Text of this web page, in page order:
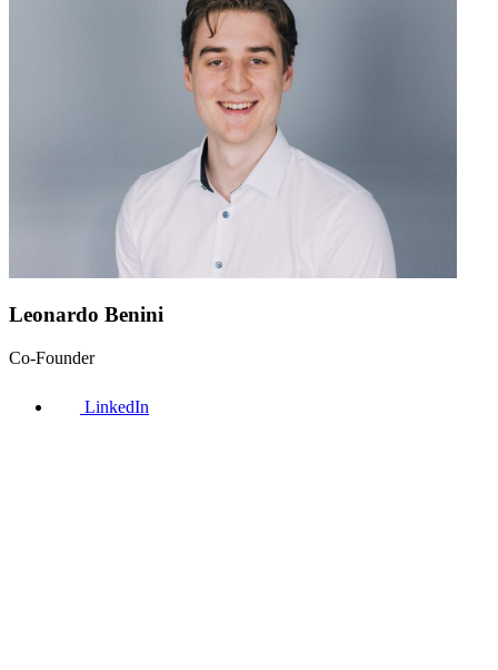
Leonardo Benini
Co-Founder
LinkedIn